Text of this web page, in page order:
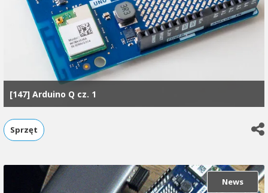
[147] Arduino Q cz. 1
Sprzęt
News